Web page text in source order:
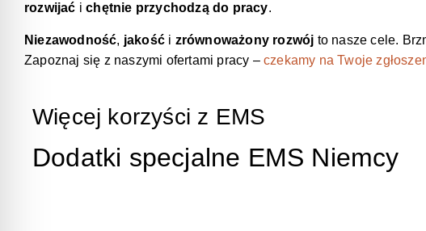
rozwijać ichętnie przychodzą do pracy.
Niezawodność, jakość i zrównoważony rozwój to nasze cele.
Zapoznaj się z naszymi ofertami pracy – czekamy na Twoje
Więcej korzyści z EMS
Dodatki specjalne EMS Niemcy